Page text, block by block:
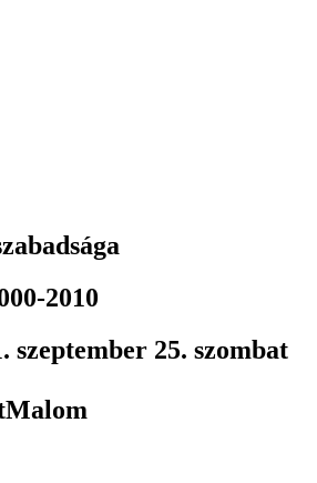
2010
szeptember 25. szombat